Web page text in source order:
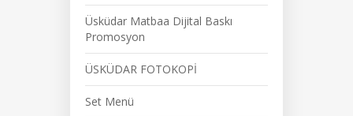
Üsküdar Matbaa Dijital Baskı
Promosyon
ÜSKÜDAR FOTOKOPİ
Set Menü